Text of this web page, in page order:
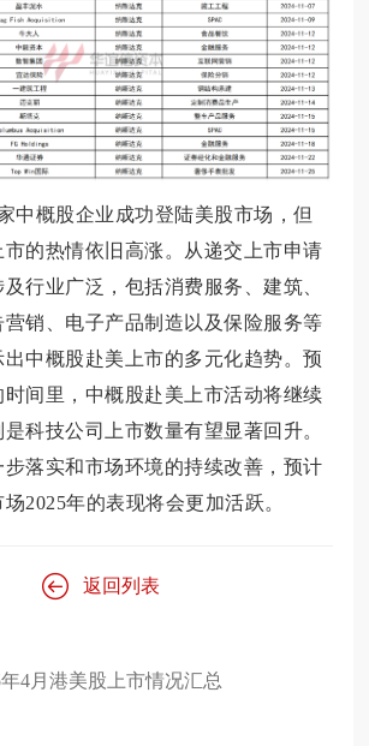
中概股企业成功登陆美股市场，但
的热情依旧高涨。从递交上市申请
行业广泛，包括消费服务、建筑、
销、电子产品制造以及保险服务等
中概股赴美上市的多元化趋势。预
间里，中概股赴美上市活动将继续
科技公司上市数量有望显著回升。
步落实和市场环境的持续改善，预计
2025年的表现将会更加活跃。
返回列表
4月港美股上市情况汇总